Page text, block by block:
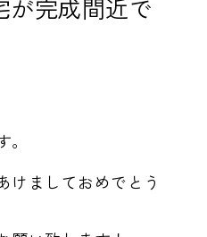
が完成間近で
けましておめでとう